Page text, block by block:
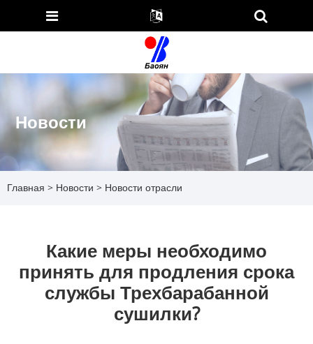
Новости
Главная > Новости > Новости отрасли
Какие меры необходимо
принять для продления срока
службы Трехбарабанной
сушилки?